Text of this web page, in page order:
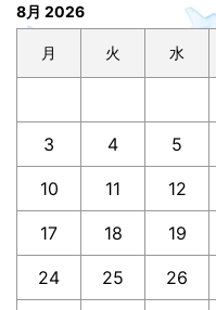
8月 2026
月 火 水
3 4 5
10 11 12
17 18 19
24 25 26